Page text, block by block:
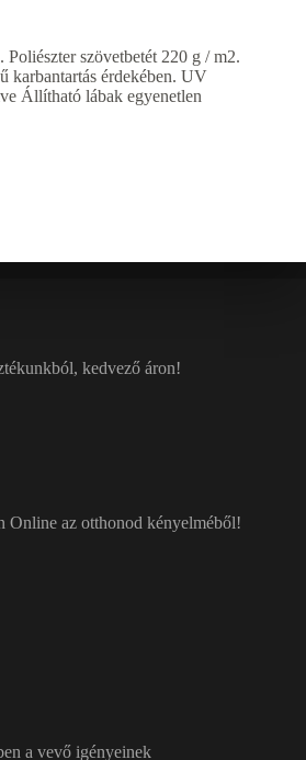
szövetbetét 220 g / m2.
karbantartás érdekében. UV
Állítható lábak egyenetlen
kedvező áron!
Online az otthonod kényelméből!
a vevő igényeinek